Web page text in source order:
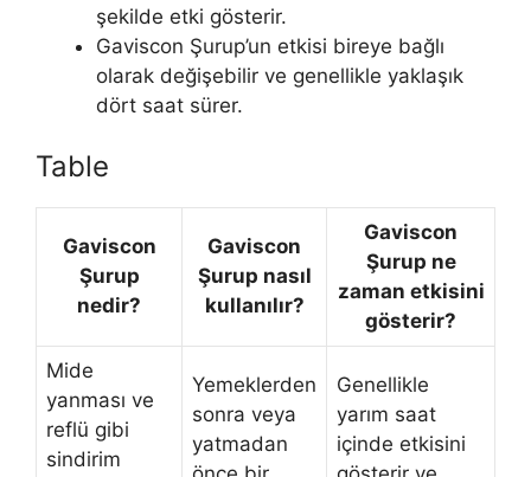
şekilde etki gösterir.
Gaviscon Şurup’un etkisi bireye bağlı
olarak değişebilir ve genellikle yaklaşık
dört saat sürer.
Table
Gaviscon
Şurup
nedir?
Gaviscon
Şurup nasıl
kullanılır?
Gaviscon
Şurup ne
zaman etkisini
gösterir?
Mide
yanması ve
reflü gibi
sindirim
Yemeklerden
sonra veya
yatmadan
Genellikle
yarım saat
içinde etkisini